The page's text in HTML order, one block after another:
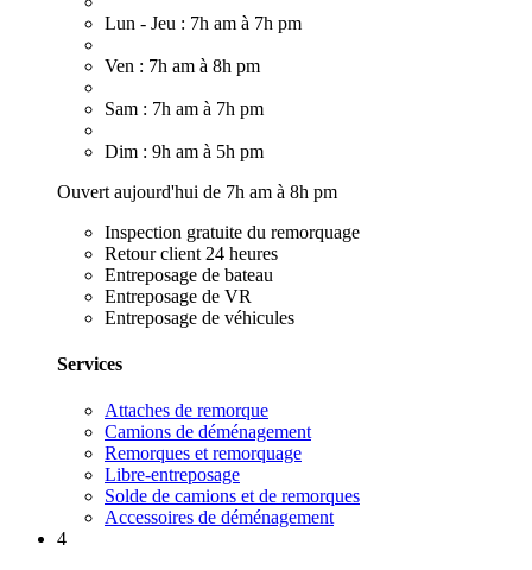
Lun - Jeu : 7h am à 7h pm
Ven : 7h am à 8h pm
Sam : 7h am à 7h pm
Dim : 9h am à 5h pm
Ouvert aujourd'hui de 7h am à 8h pm
Inspection gratuite du remorquage
Retour client 24 heures
Entreposage de bateau
Entreposage de VR
Entreposage de véhicules
Services
Attaches de remorque
Camions de déménagement
Remorques et remorquage
Libre-entreposage
Solde de camions et de remorques
Accessoires de déménagement
4